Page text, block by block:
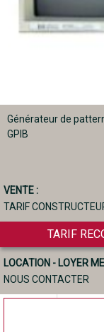
Générateur de
GPIB
VENTE :
TARIF
TARIF
LOCATION - LOYER
NOUS CONTACTER